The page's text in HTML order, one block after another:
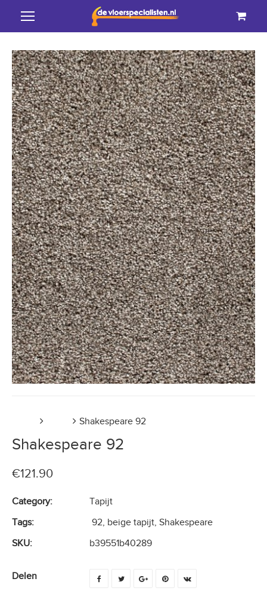
Shakespeare 92
Shakespeare 92
€121.90
Category:
Tapijt
Tags:
92, beige tapijt, Shakespeare
SKU:
b39551b40289
Delen